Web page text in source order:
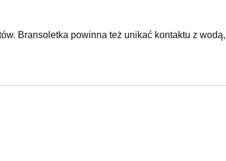
Bransoletka powinna też unikać kontaktu z wodą,